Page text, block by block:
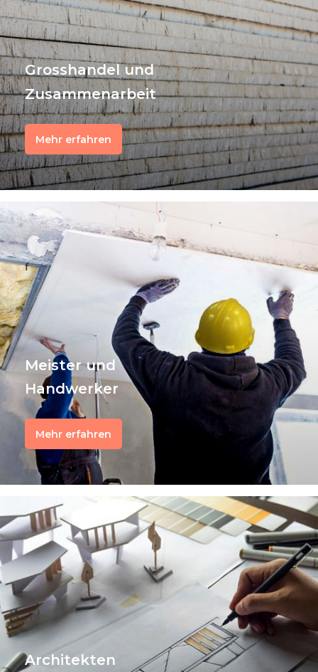
Grosshandel und
Zusammenarbeit
Mehr erfahren
f
Meister und
Handwerker
Mehr erfahren
Architekten